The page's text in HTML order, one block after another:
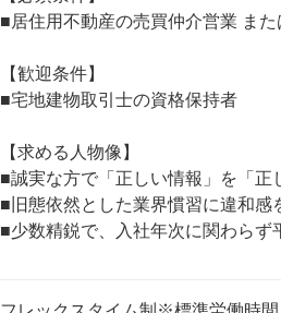
■居住用不動産の売買仲介営業 ま
【歓迎条件】
■宅地建物取引士の資格保持者
【求める人物像】
■誠実な方で「正しい情報」を「
■旧態依然とした業界慣習に違和